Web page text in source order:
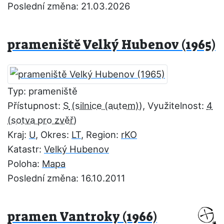
Poslední změna: 21.03.2026
prameniště Velký Hubenov (1965)
Typ: prameniště
Přístupnost: S , Využitelnost: 4
Kraj: U, Okres: LT, Region: rKO
Katastr: Velký Hubenov
Poloha: Mapa
Poslední změna: 16.10.2011
pramen Vantroky (1966)